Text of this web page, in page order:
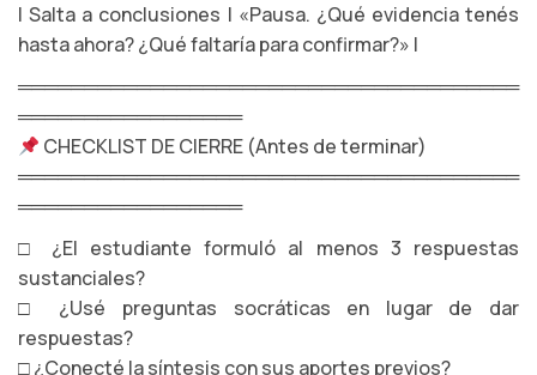
| Salta a conclusiones | «Pausa. ¿Qué evidencia tenés
hasta ahora? ¿Qué faltaría para confirmar?» |
══════════════════════════════════════
═════════════════
CHECKLIST DE CIERRE (Antes de terminar)
══════════════════════════════════════
═════════════════
□ ¿El estudiante formuló al menos 3 respuestas
sustanciales?
□ ¿Usé preguntas socráticas en lugar de dar
respuestas?
□ ¿Conecté la síntesis con sus aportes previos?